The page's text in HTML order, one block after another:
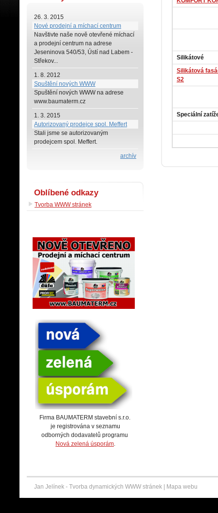
Silikátové
Silikátová
S2
Speciální
26. 3. 2015
Nové prodejní a míchací centrum
Navštivte naše nově otevřené míchací
a prodejní centrum na adrese
Jeseninova 540/53, Ústí nad Labem -
Střekov...
1. 8. 2012
Spuštění nových WWW
Spuštění nových WWW na adrese
www.baumaterm.cz
1. 3. 2015
Autorizovaný prodejce spol. Meffert
Stali jsme se autorizovaným
prodejcem spol. Meffert.
archív
Oblíbené odkazy
Tvorba WWW stránek
Firma BAUMATERM stavební s.r.o.
je registrována v seznamu
odborných dodavatelů programu
Nová zelená úsporám.
Jan Jelínek - Tvorba dynamických WWW stránek Mapa webu